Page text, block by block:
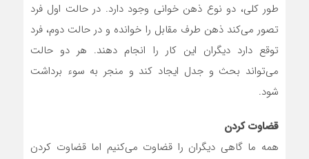
طور کلی، دو نوع ذهن خوانی وجود دارد. در حالت اول فرد
تصور می‌کند ذهن طرف مقابل را خوانده و در حالت دوم، فرد
توقع دارد دیگران این کار را انجام دهند. هر دو حالت
می‌تواند بحث و جدل ایجاد کند و منجر به سوء برداشت
شود.
قضاوت کردن
همه ما گاهی دیگران را قضاوت می‌کنیم اما قضاوت کردن